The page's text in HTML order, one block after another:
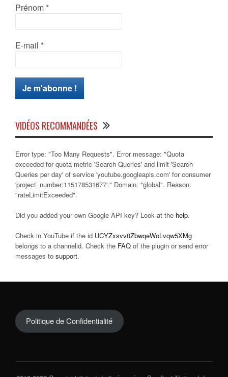
Prénom *
E-mail *
VIDÉOS RECOMMANDÉES
Error type: "Too Many Requests". Error message: "Quota
exceeded for quota metric 'Search Queries' and limit 'Search
Queries per day' of service 'youtube.googleapis.com' for consumer
'project_number:115178531677'." Domain: "global". Reason:
"rateLimitExceeded".
Did you added your own Google API key? Look at the help.
Check in YouTube if the id UCYZxsvv0ZbwqeWoLvqw5XMg
belongs to a channelid. Check the FAQ of the plugin or send error
messages to support.
Politique de Confidentialité